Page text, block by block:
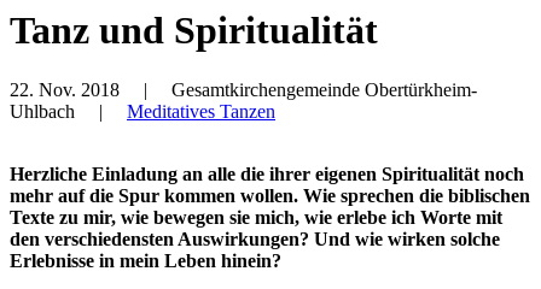
Tanz und Spiritualität
22. Nov. 2018 | Gesamtkirchengemeinde Obertürkheim-
Uhlbach | Meditatives Tanzen
Herzliche Einladung an alle die ihrer eigenen Spiritualität noch
mehr auf die Spur kommen wollen. Wie sprechen die biblischen
Texte zu mir, wie bewegen sie mich, wie erlebe ich Worte mit
den verschiedensten Auswirkungen? Und wie wirken solche
Erlebnisse in mein Leben hinein?